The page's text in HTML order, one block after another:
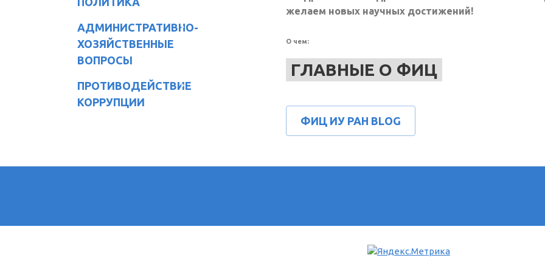
АДМИНИСТРАТИВНО-
ХОЗЯЙСТВЕННЫЕ
ВОПРОСЫ
ПРОТИВОДЕЙСТВИЕ
КОРРУПЦИИ
желаем новых научных достижений!
О чем:
ГЛАВНЫЕ О ФИЦ
ФИЦ ИУ РАН BLOG